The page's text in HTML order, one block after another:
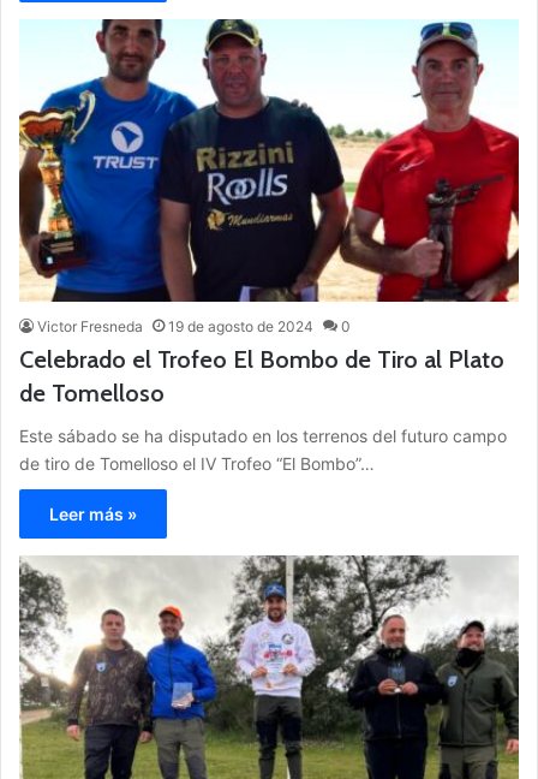
Victor Fresneda 19 de agosto de 2024 0
Celebrado el Trofeo El Bombo de Tiro al Plato
de Tomelloso
Este sábado se ha disputado en los terrenos del futuro campo
de tiro de Tomelloso el IV Trofeo “El Bombo”…
Leer más »